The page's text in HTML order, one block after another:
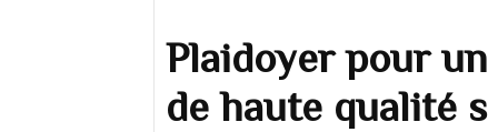
Plaidoyer pour
de haute qualité